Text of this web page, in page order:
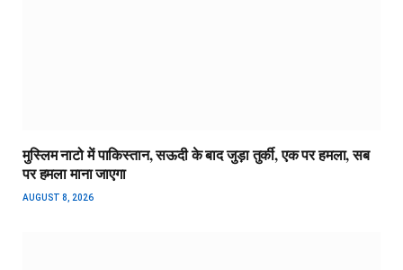
मुस्लिम नाटो में पाकिस्तान, सऊदी के बाद जुड़ा तुर्की, एक पर हमला, सब
पर हमला माना जाएगा
AUGUST 8, 2026